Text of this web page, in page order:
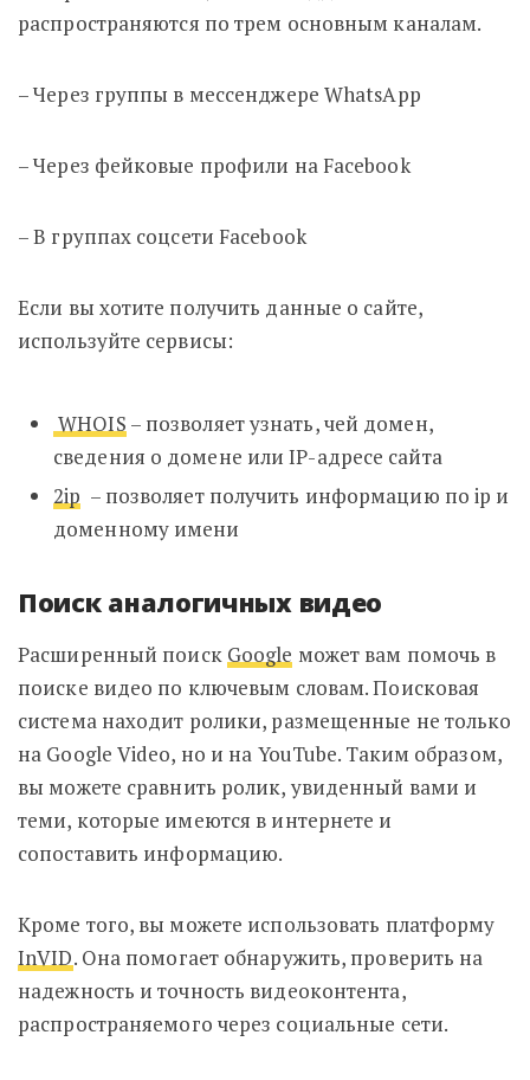
распространяются по трем основным каналам.
– Через группы в мессенджере WhatsApp
– Через фейковые профили на Facebook
– В группах соцсети Facebook
Если вы хотите получить данные о сайте,
используйте сервисы:
WHOIS – позволяет узнать, чей домен,
сведения о домене или IP-адресе сайта
2ip – позволяетполучить информацию по ip и
доменному имени
Поиск аналогичных видео
Расширенный поиск Google может вам помочь в
поиске видео по ключевым словам. Поисковая
система находит ролики, размещенные не только
на Google Video, но и на YouTube. Таким образом,
вы можете сравнить ролик, увиденный вами и
теми, которые имеются в интернете и
сопоставить информацию.
Кроме того, вы можете использовать платформу
InVID. Она помогает обнаружить, проверить на
надежность и точность видеоконтента,
распространяемого через социальные сети.